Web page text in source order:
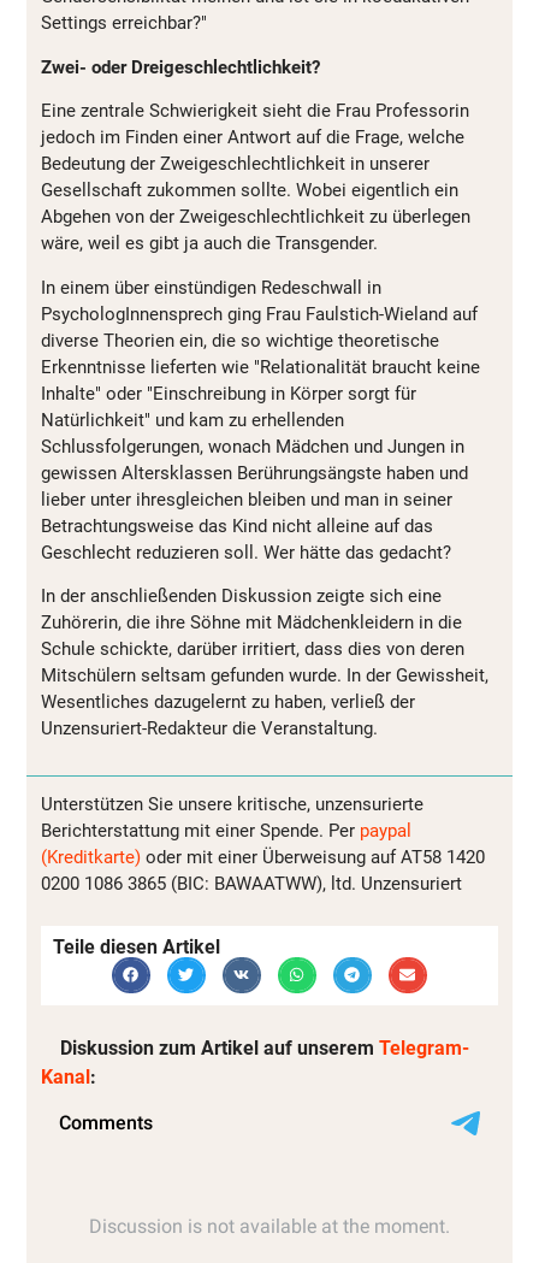
Settings erreichbar?"
Zwei- oder Dreigeschlechtlichkeit?
Eine zentrale Schwierigkeit sieht die Frau Professorin
jedoch im Finden einer Antwort auf die Frage, welche
Bedeutung der Zweigeschlechtlichkeit in unserer
Gesellschaft zukommen sollte. Wobei eigentlich ein
Abgehen von der Zweigeschlechtlichkeit zu überlegen
wäre, weil es gibt ja auch die Transgender.
In einem über einstündigen Redeschwall in
PsychologInnensprech ging Frau Faulstich-Wieland auf
diverse Theorien ein, die so wichtige theoretische
Erkenntnisse lieferten wie "Relationalität braucht keine
Inhalte" oder "Einschreibung in Körper sorgt für
Natürlichkeit" und kam zu erhellenden
Schlussfolgerungen, wonach Mädchen und Jungen in
gewissen Altersklassen Berührungsängste haben und
lieber unter ihresgleichen bleiben und man in seiner
Betrachtungsweise das Kind nicht alleine auf das
Geschlecht reduzieren soll. Wer hätte das gedacht?
In der anschließenden Diskussion zeigte sich eine
Zuhörerin, die ihre Söhne mit Mädchenkleidern in die
Schule schickte, darüber irritiert, dass dies von deren
Mitschülern seltsam gefunden wurde. In der Gewissheit,
Wesentliches dazugelernt zu haben, verließ der
Unzensuriert-Redakteur die Veranstaltung.
Unterstützen Sie unsere kritische, unzensurierte
Berichterstattung mit einer Spende. Per paypal
(Kreditkarte) oder mit einer Überweisung auf AT58 1420
0200 1086 3865 (BIC: BAWAATWW), ltd. Unzensuriert
Teile diesen Artikel
Diskussion zum Artikel auf unserem Telegram-
Kanal: